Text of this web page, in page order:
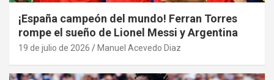
¡España campeón del mundo! Ferran Torres
rompe el sueño de Lionel Messi y Argentina
19 de julio de 2026 Manuel Acevedo Diaz